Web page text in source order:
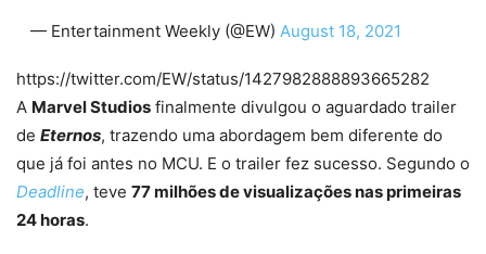
— Entertainment Weekly (@EW) August 18, 2021
https://twitter.com/EW/status/1427982888893665282
A Marvel Studios finalmente divulgou o aguardado trailer
de Eternos, trazendo uma abordagem bem diferente do
que já foi antes no MCU. E o trailer fez sucesso. Segundo o
Deadline, teve 77 milhões de visualizações nas primeiras
24 horas.